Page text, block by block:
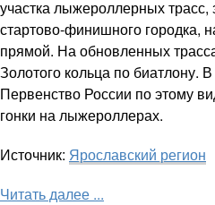
участка лыжероллерных
стартово-финишного городка,
прямой. На обновленных
Золотого кольца по биатлону.
Первенство России по этому
гонки на лыжероллерах.
Источник: Ярославский регион
Читать далее ...